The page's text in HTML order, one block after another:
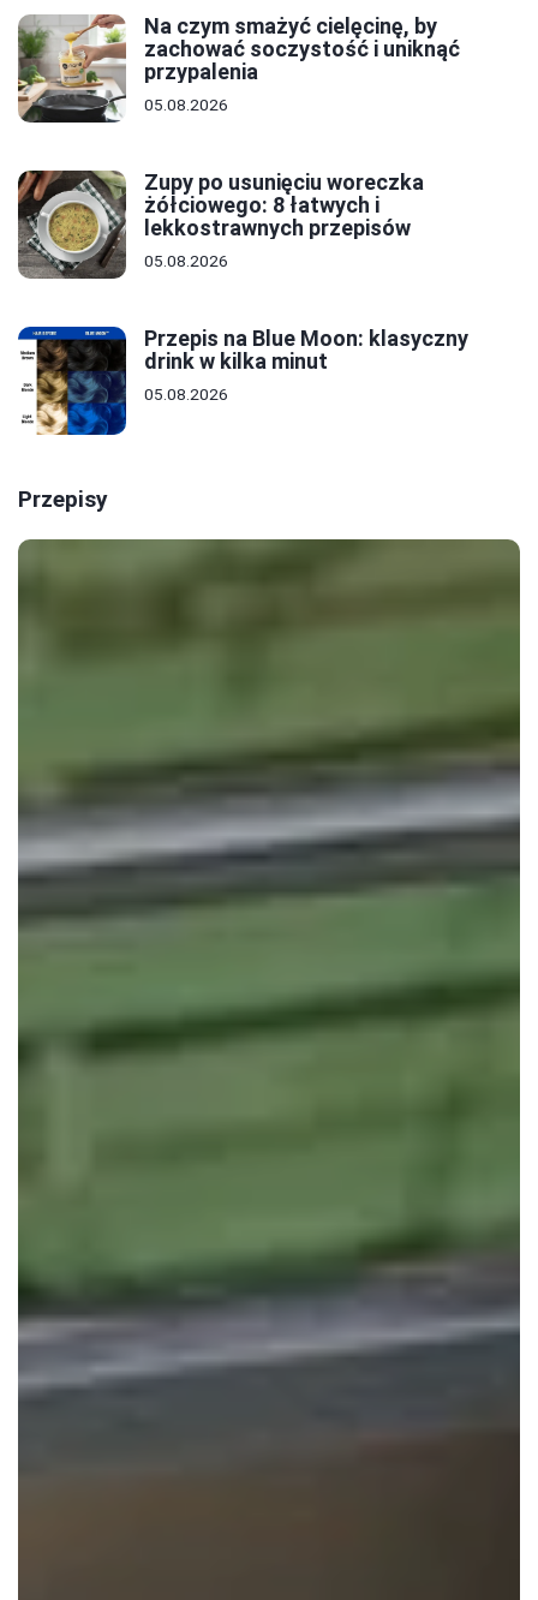
Na czym smażyć cielęcinę, by
zachować soczystość i uniknąć
przypalenia
05.08.2026
Zupy po usunięciu woreczka
żółciowego: 8 łatwych i
lekkostrawnych przepisów
05.08.2026
Przepis na Blue Moon: klasyczny
drink w kilka minut
05.08.2026
Przepisy